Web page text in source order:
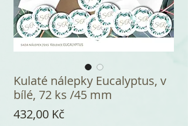
Kulaté nálepky Eucalyptus, v
bílé, 72 ks /45 mm
432,00 Kč